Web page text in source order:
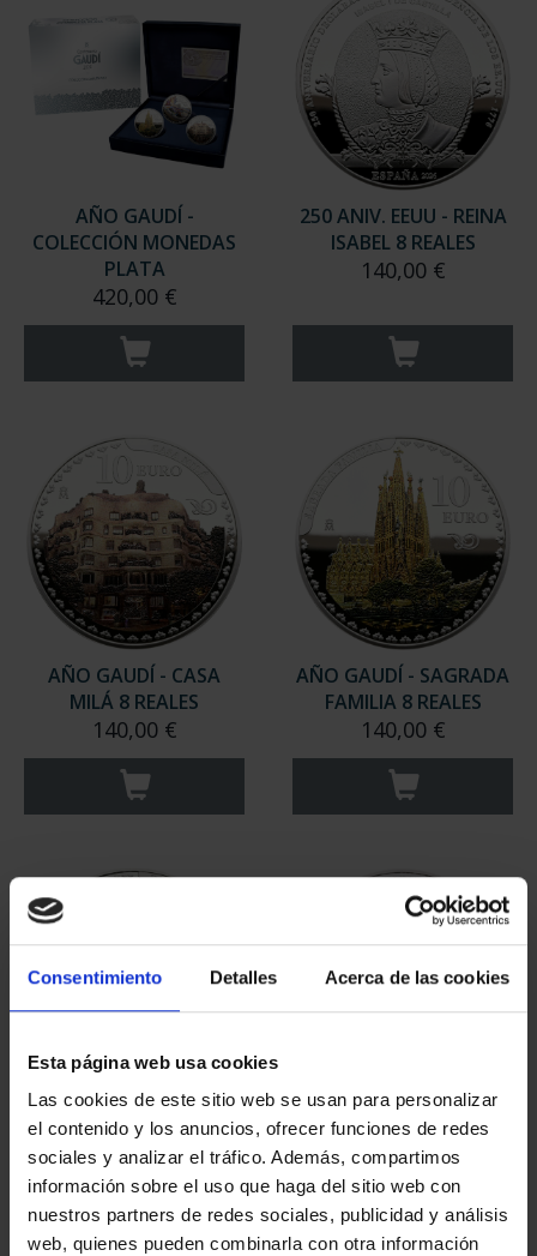
Consentimiento Detalles Acerca de las cookies
Esta página web usa cookies
Las cookies de este sitio web se usan para personalizar
el contenido y los anuncios, ofrecer funciones de redes
sociales y analizar el tráfico. Además, compartimos
información sobre el uso que haga del sitio web con
nuestros partners de redes sociales, publicidad y análisis
web, quienes pueden combinarla con otra información
AÑO GAUDÍ -
COLECCIÓN MONEDAS
PLATA
420,00 €
250 ANIV. EEUU - REINA
ISABEL 8 REALES
140,00 €
AÑO GAUDÍ - CASA
MILÁ 8 REALES
140,00 €
AÑO GAUDÍ - SAGRADA
FAMILIA 8 REALES
140,00 €
AÑO GAUDÍ - PARQUE
GÜELL 8 REALES
140,00 €
250 ANIV. EEUU- LUIS DE
CORDOVA 8 REALES
140,00 €